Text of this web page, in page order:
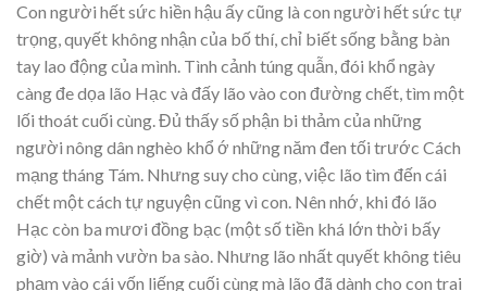
Con người hết sức hiền hậu ấy cũng là con người hết sức tự
trọng, quyết không nhận của bố thí, chỉ biết sống bằng bàn
tay lao động của mình. Tình cảnh túng quẫn, đói khổ ngày
càng đe dọa lão Hạc và đấy lão vào con đường chết, tìm một
lối thoát cuối cùng. Đủ thấy số phận bi thảm của những
người nông dân nghèo khổ ớ những năm đen tối trước Cách
mạng tháng Tám. Nhưng suy cho cùng, việc lão tìm đến cái
chết một cách tự nguyện cũng vì con. Nên nhớ, khi đó lão
Hạc còn ba mươi đồng bạc (một số tiền khá lớn thời bấy
giờ) và mảnh vườn ba sào. Nhưng lão nhất quyết không tiêu
phạm vào cái vốn liếng cuối cùng mà lão đã dành cho con trai